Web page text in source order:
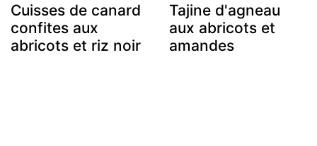
Cuisses de canard
confites aux
abricots et riz noir
Tajine d'agneau
aux abricots et
amandes